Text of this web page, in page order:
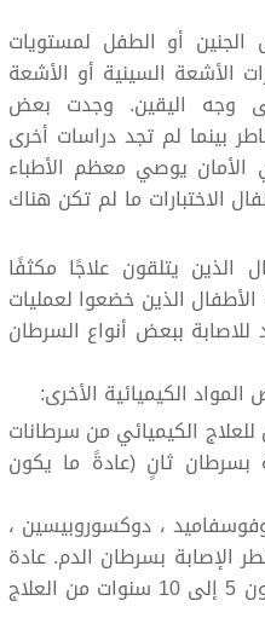
أو الطفل لمستويات
الأشعة السينية أو الأشعة
وجه اليقين. وجدت بعض
بينما لم تجد دراسات أخرى
الأمان يوصي معظم الأطباء
الاختبارات ما لم تكن هناك
الذين يتلقون علاجًا مكثفًا
الذين خضعوا لعمليات
للاصابة ببعض أنواع السرطان
الكيميائية الأخرى:
الكيميائي من سرطانات
بسرطان ثانٍ (عادةً ما يكون
، دوكسوروبيسين ،
الإصابة بسرطان الدم. عادة
ما تتطور هذه اللوكيميا في غضون 5 إلى 10 سنوات من العلاج